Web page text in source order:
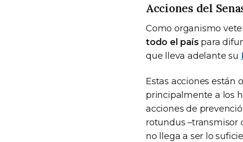
Acciones del
Como organismo
todo el paíspara
que lleva adelante su
Estas acciones están
principalmente a los
acciones de
rotundus –transmisor
no llega a ser lo